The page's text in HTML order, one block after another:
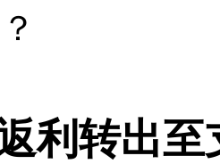
利转出